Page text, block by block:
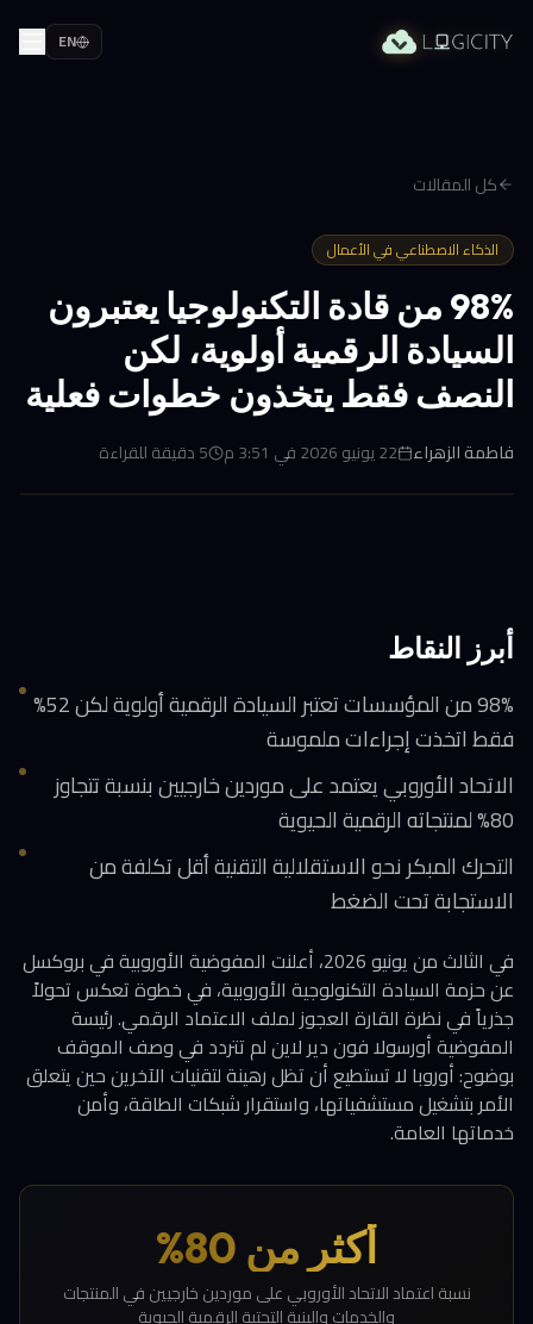
EN
كل المقالات
الذكاء الاصطناعي في الأعمال
98% من قادة التكنولوجيا يعتبرون
السيادة الرقمية أولوية، لكن
النصف فقط يتخذون خطوات فعلية
فاطمة الزهراء 22 يونيو 2026 في 3:51 م 5دقيقة للقراءة
أبرز النقاط
98% من المؤسسات تعتبر السيادة الرقمية أولوية لكن 52%
فقط اتخذت إجراءات ملموسة
الاتحاد الأوروبي يعتمد على موردين خارجيين بنسبة تتجاوز
80% لمنتجاته الرقمية الحيوية
التحرك المبكر نحو الاستقلالية التقنية أقل تكلفة من
الاستجابة تحت الضغط
في الثالث من يونيو 2026، أعلنت المفوضية الأوروبية في بروكسل
عن حزمة السيادة التكنولوجية الأوروبية، في خطوة تعكس تحولاً
جذرياً في نظرة القارة العجوز لملف الاعتماد الرقمي. رئيسة
المفوضية أورسولا فون دير لاين لم تتردد في وصف الموقف
بوضوح: أوروبا لا تستطيع أن تظل رهينة لتقنيات الآخرين حين يتعلق
الأمر بتشغيل مستشفياتها، واستقرار شبكات الطاقة، وأمن
خدماتها العامة.
أكثر من 80%
نسبة اعتماد الاتحاد الأوروبي على موردين خارجيين في المنتجات
والخدمات والبنية التحتية الرقمية الحيوية